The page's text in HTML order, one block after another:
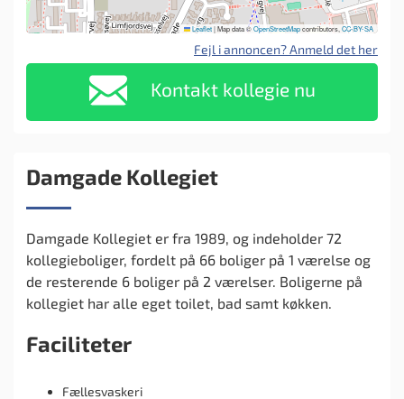
Leaflet|Map data ©OpenStreetMapcontributors,CC-BY-SA
Fejl i annoncen? Anmeld det her
Kontakt kollegie nu
Damgade Kollegiet
Damgade Kollegiet er fra 1989, og indeholder 72
kollegieboliger, fordelt på 66 boliger på 1 værelse og
de resterende 6 boliger på 2 værelser. Boligerne på
kollegiet har alle eget toilet, bad samt køkken.
Faciliteter
Fællesvaskeri